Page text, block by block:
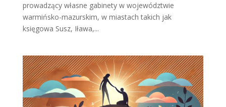
prowadzący własne gabinety w województwie
warmińsko-mazurskim, w miastach takich jak
księgowa Susz, Iława,...